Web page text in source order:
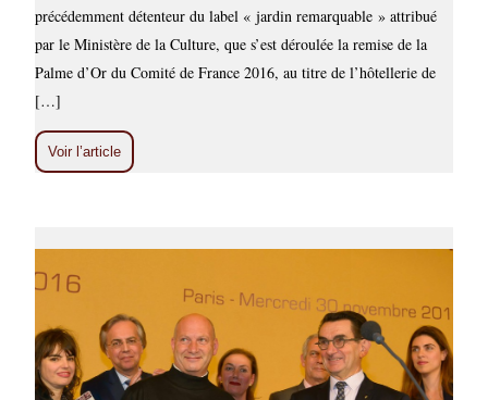
précédemment détenteur du label « jardin remarquable » attribué
par le Ministère de la Culture, que s’est déroulée la remise de la
Palme d’Or du Comité de France 2016, au titre de l’hôtellerie de
[…]
Voir l’article